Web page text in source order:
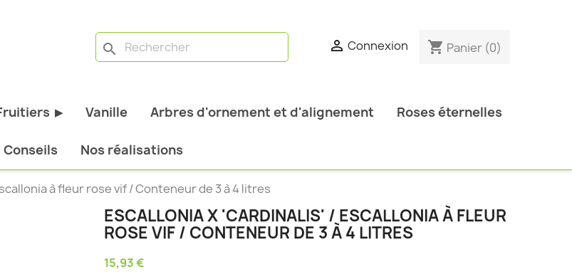
search  Connexion shopping_cart Panier (0)
▶
Tous les fruitiers
Arbres et arbustes fruitiers
Agrumes
Vanille Arbres d'ornement et d'alignement Roses éternelles
Conseils Nos réalisations
à fleur rose vif / Conteneur de 3 à 4 litres
ESCALLONIA X 'CARDINALIS' / ESCALLONIA À FLEUR
ROSE VIF / CONTENEUR DE 3 À 4 LITRES
15,93 €